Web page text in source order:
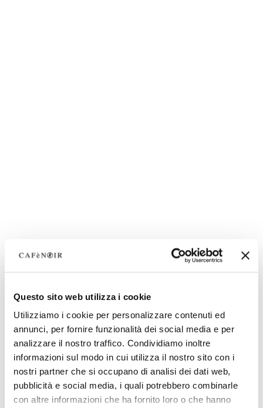
Questo sito web utilizza i cookie
Utilizziamo i cookie per personalizzare contenuti ed
annunci, per fornire funzionalità dei social media e per
analizzare il nostro traffico. Condividiamo inoltre
informazioni sul modo in cui utilizza il nostro sito con i
nostri partner che si occupano di analisi dei dati web,
pubblicità e social media, i quali potrebbero combinarle
con altre informazioni che ha fornito loro o che hanno